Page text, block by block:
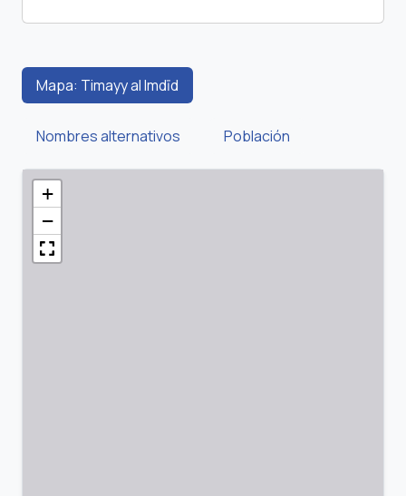
Mapa: Timayy al Imdīd
Nombres alternativos Población
+
−